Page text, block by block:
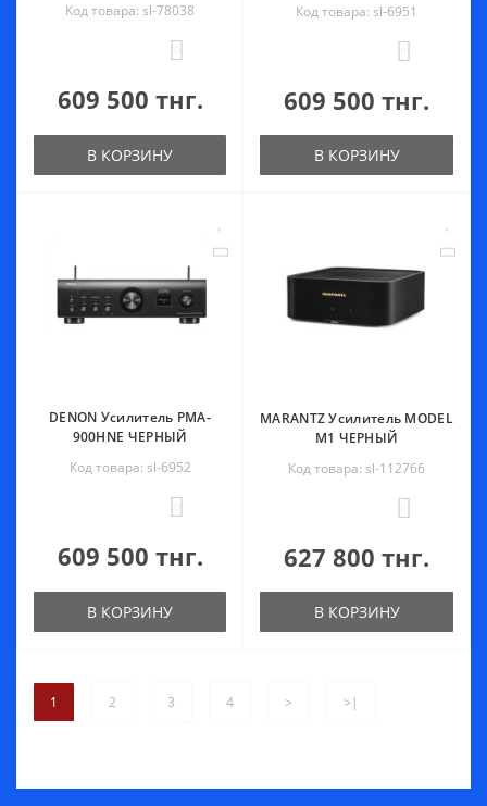
Код товара: sl-78038
609 500 тнг.
В КОРЗИНУ
Код товара: sl-6951
609 500 тнг.
В КОРЗИНУ
DENON Усилитель PMA-
900HNE ЧЕРНЫЙ
Код товара: sl-6952
609 500 тнг.
В КОРЗИНУ
MARANTZ Усилитель MODEL
M1 ЧЕРНЫЙ
Код товара: sl-112766
627 800 тнг.
В КОРЗИНУ
1 2 3 4 > >|